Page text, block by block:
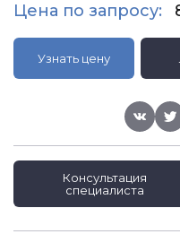
Цена по запросу:
Узнать цену
Консультация
специалиста